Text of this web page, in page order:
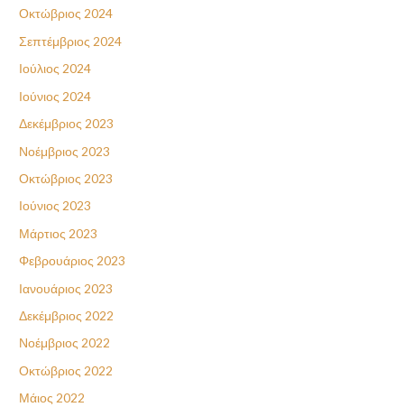
Οκτώβριος 2024
Σεπτέμβριος 2024
Ιούλιος 2024
Ιούνιος 2024
Δεκέμβριος 2023
Νοέμβριος 2023
Οκτώβριος 2023
Ιούνιος 2023
Μάρτιος 2023
Φεβρουάριος 2023
Ιανουάριος 2023
Δεκέμβριος 2022
Νοέμβριος 2022
Οκτώβριος 2022
Μάιος 2022